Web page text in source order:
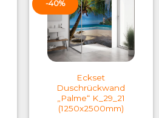
-40%
Eckset
Duschrückwand
„Palme“ K_29_21
(1250x2500mm)